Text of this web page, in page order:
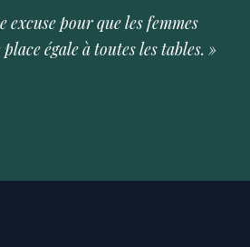
excuse pour que les femmes
égale à toutes les tables. »